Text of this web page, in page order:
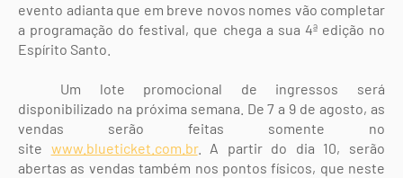
evento adianta que em breve novos nomes vão completar
a programação do festival, que chega a sua 4ªedição no
Espírito Santo.
Um lote promocional de ingressos será
disponibilizado na próxima semana. De 7 a 9 de agosto, as
vendas serão feitas somente no
site www.blueticket.com.br. A partir do dia 10, serão
abertas as vendas também nos pontos físicos, que neste